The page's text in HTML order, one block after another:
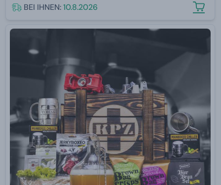
BEI IHNEN:10.8.2026